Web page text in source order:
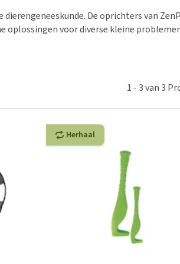
en dementie
Mijn hond plast in
Wat nu?
De oprichters van
oplossingen voor diverse kleine
1 -3van3
Herhaal